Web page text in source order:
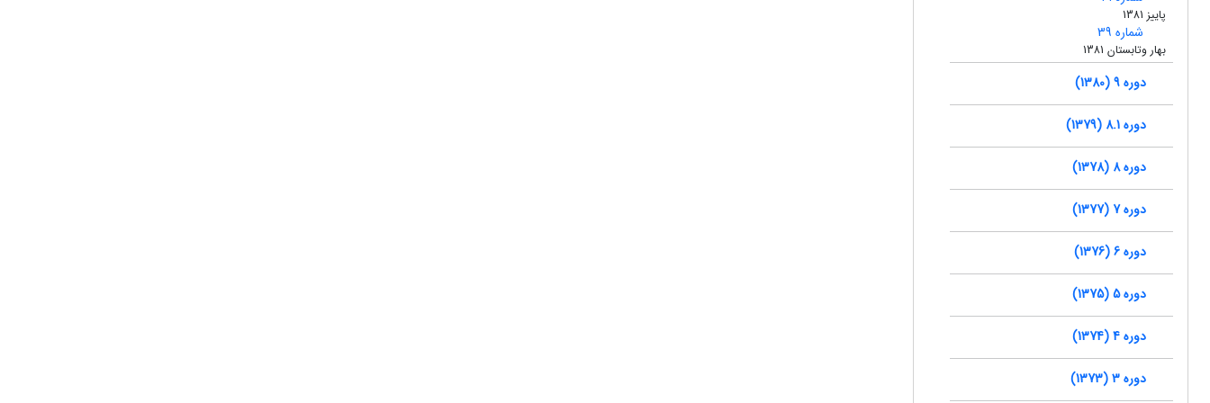
پاییز 1381
شماره 39
بهار وتابستان 1381
دوره 9 (1380)
دوره 8.1 (1379)
دوره 8 (1378)
دوره 7 (1377)
دوره 6 (1376)
دوره 5 (1375)
دوره 4 (1374)
دوره 3 (1373)